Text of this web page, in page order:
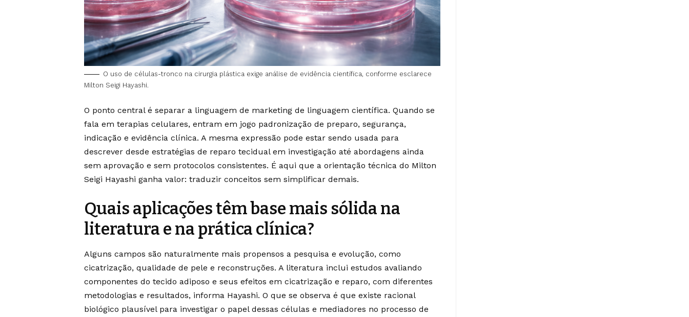
O uso de células-tronco na cirurgia plástica exige análise de evidência científica, conforme esclarece
Milton Seigi Hayashi.
O ponto central é separar a linguagem de marketing de linguagem científica. Quando se
fala em terapias celulares, entram em jogo padronização de preparo, segurança,
indicação e evidência clínica. A mesma expressão pode estar sendo usada para
descrever desde estratégias de reparo tecidual em investigação até abordagens ainda
sem aprovação e sem protocolos consistentes. É aqui que a orientação técnica do Milton
Seigi Hayashi ganha valor: traduzir conceitos sem simplificar demais.
Quais aplicações têm base mais sólida na
literatura e na prática clínica?
Alguns campos são naturalmente mais propensos a pesquisa e evolução, como
cicatrização, qualidade de pele e reconstruções. A literatura inclui estudos avaliando
componentes do tecido adiposo e seus efeitos em cicatrização e reparo, com diferentes
metodologias e resultados, informa Hayashi. O que se observa é que existe racional
biológico plausível para investigar o papel dessas células e mediadores no processo de